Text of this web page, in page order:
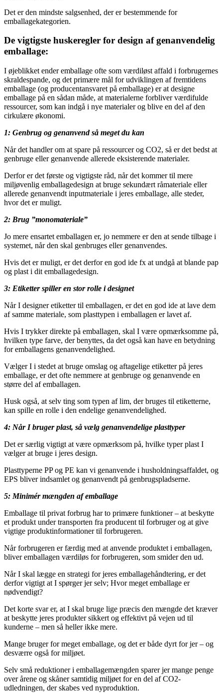
Det er den mindste salgsenhed, der er bestemmende for
emballagekategorien.
De vigtigste huskeregler for design af genanvendelig
emballage:
I øjeblikket ender emballage ofte som værdiløst affald i forbrugernes
skraldespande, og det primære mål for udviklingen af fremtidens
emballage (og producentansvaret på emballage) er at designe
emballage på en sådan måde, at materialerne forbliver værdifulde
ressourcer, som kan indgå i nye materialer og blive en del af den
cirkulære økonomi.
1: Genbrug og genanvend så meget du kan
Når det handler om at spare på ressourcer og CO2, så er det bedst at
genbruge eller genanvende allerede eksisterende materialer.
Derfor er det første og vigtigste råd, når det kommer til mere
miljøvenlig emballagedesign at bruge sekundært råmateriale eller
allerede genanvendt inputmateriale i jeres emballage, alle steder,
hvor det er muligt.
2: Brug ”monomateriale”
Jo mere ensartet emballagen er, jo nemmere er den at sende tilbage i
systemet, når den skal genbruges eller genanvendes.
Hvis det er muligt, er det derfor en god ide fx at undgå at blande pap
og plast i dit emballagedesign.
3: Etiketter spiller en stor rolle i designet
Når I designer etiketter til emballagen, er det en god ide at lave dem
af samme materiale, som plasttypen i emballagen er lavet af.
Hvis I trykker direkte på emballagen, skal I være opmærksomme på,
hvilken type farve, der benyttes, da det også kan have en betydning
for emballagens genanvendelighed.
Vælger I i stedet at bruge omslag og aftagelige etiketter på jeres
emballage, er det ofte nemmere at genbruge og genanvende en
større del af emballagen.
Husk også, at selv ting som typen af lim, der bruges til etiketterne,
kan spille en rolle i den endelige genanvendelighed.
4: Når I bruger plast, så vælg genanvendelige plasttyper
Det er særlig vigtigt at være opmærksom på, hvilke typer plast I
vælger at bruge i jeres design.
Plasttyperne PP og PE kan vi genanvende i husholdningsaffaldet, og
EPS bliver indsamlet og genanvendt på genbrugspladserne.
5: Minimér mængden af emballage
Emballage til privat forbrug har to primære funktioner – at beskytte
et produkt under transporten fra producent til forbruger og at give
vigtige produktinformationer til forbrugeren.
Når forbrugeren er færdig med at anvende produktet i emballagen,
bliver emballagen værdiløs for forbrugeren, som smider den ud.
Når I skal lægge en strategi for jeres emballagehåndtering, er det
derfor vigtigt at I spørger jer selv; Hvor meget emballage er
nødvendigt?
Det korte svar er, at I skal bruge lige præcis den mængde det kræver
at beskytte jeres produkter sikkert og effektivt på vejen ud til
kunderne – men så heller ikke mere.
Mange bruger for meget emballage, og det er både dyrt for jer – og
desværre også for miljøet.
Selv små reduktioner i emballagemængden sparer jer mange penge
over årene og skåner samtidig miljøet for en del af CO2-
udledningen, der skabes ved nyproduktion.